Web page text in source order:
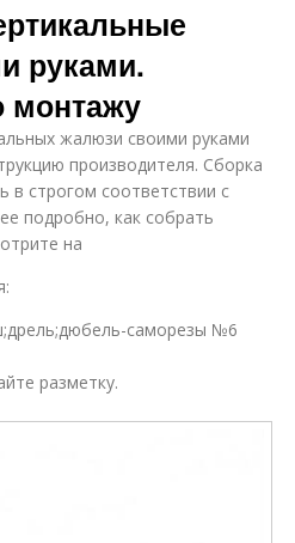
руками.
монтажу
жалюзи своими руками
производителя. Сборка
в строгом соответствии с
подробно, как собрать
на
саморезы №6
разметку.